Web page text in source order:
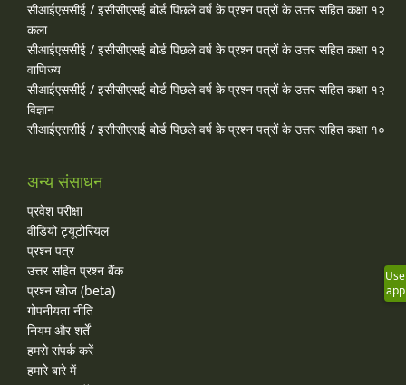
सीआईएससीई / इसीसीएसई बोर्ड पिछले वर्ष के प्रश्न पत्रों के उत्तर सहित कक्षा १२
कला
सीआईएससीई / इसीसीएसई बोर्ड पिछले वर्ष के प्रश्न पत्रों के उत्तर सहित कक्षा १२
वाणिज्य
सीआईएससीई / इसीसीएसई बोर्ड पिछले वर्ष के प्रश्न पत्रों के उत्तर सहित कक्षा १२
विज्ञान
सीआईएससीई / इसीसीएसई बोर्ड पिछले वर्ष के प्रश्न पत्रों के उत्तर सहित कक्षा १०
अन्य संसाधन
प्रवेश परीक्षा
वीडियो ट्यूटोरियल
प्रश्न पत्र
उत्तर सहित प्रश्न बैंक
प्रश्न खोज (beta)
गोपनीयता नीति
नियम और शर्तें
हमसे संपर्क करें
हमारे बारे में
Use
app